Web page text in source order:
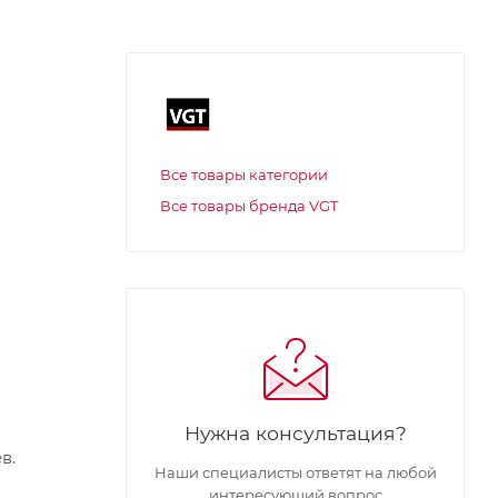
Все товары категории
Все товары бренда VGT
Нужна консультация?
Наши специалисты ответят на любой